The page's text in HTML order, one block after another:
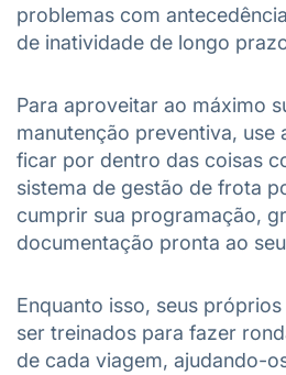
problemas com
de inatividade de longo
Para aproveitar ao máximo
manutenção preventiva, use
ficar por dentro das coisas
sistema de gestão de frota
cumprir sua programação,
documentação pronta ao
Enquanto isso, seus
ser treinados para fazer
de cada viagem, ajudando-